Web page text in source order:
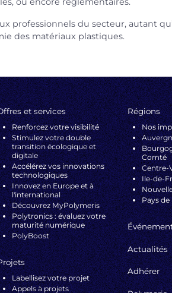
professionnels du secteur, autant
des matériaux plastiques.
et services
Renforcez votre visibilité
Stimulez votre double
transition écologique et
digitale
Accélérez vos innovations
technologiques
Innovez en Europe et à
l'international
Découvrez MyPolymeris
Polytronics : évaluez votre
maturité numérique
PolyBoost
Labellisez votre projet
Appels à projets
Régions
Nos
Comté
Centre-
Ile-de-
Pays de
Actualités
Adhérer